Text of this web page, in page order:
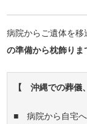
病院からご遺体を移
の準備から枕飾りま
【 沖縄での葬儀
■ 病院から自宅へ